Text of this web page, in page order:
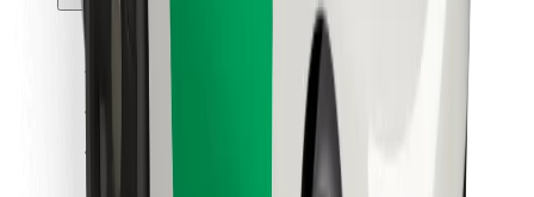
Fornitori
Termini e condizioni
Sicurezza